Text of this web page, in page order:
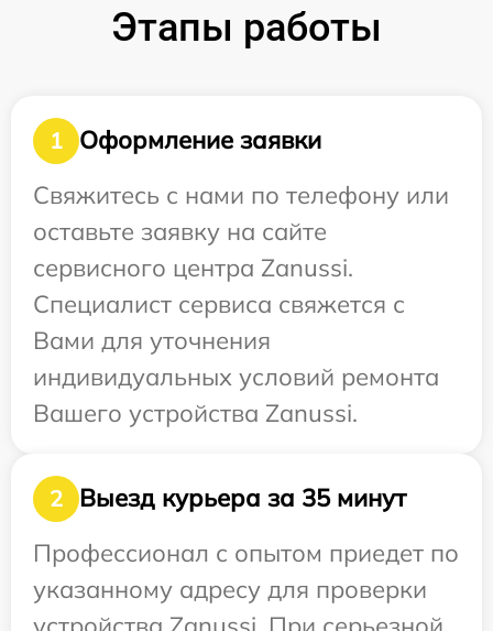
Этапы работы
1
Оформление заявки
Свяжитесь с нами по телефону или
оставьте заявку на сайте
сервисного центра Zanussi.
Специалист сервиса свяжется с
Вами для уточнения
индивидуальных условий ремонта
Вашего устройства Zanussi.
2
Выезд курьера за 35 минут
Профессионал с опытом приедет по
указанному адресу для проверки